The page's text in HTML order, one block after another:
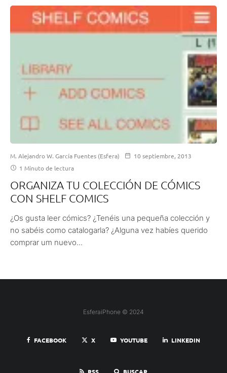
M. Alejandro W. García Fuentes (Esfera)
10 septiembre, 2013
1 Minuto de lectura
ORGANIZA TU COLECCIÓN DE CÓMICS
CON SHELF COMICS
¿Os gusta leer cómics? ¿Tenéis una pequeña colección y
no sabéis como catalogarla? ¿Alguna vez habíes querido
comprar um nuevo...
EsferaiPhone © 2024
FACEBOOK X YOUTUBE LINKEDIN
RSS BUSCAR